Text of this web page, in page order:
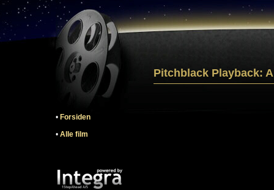
• Forsiden
• Alle film
Pitchblack Playback: